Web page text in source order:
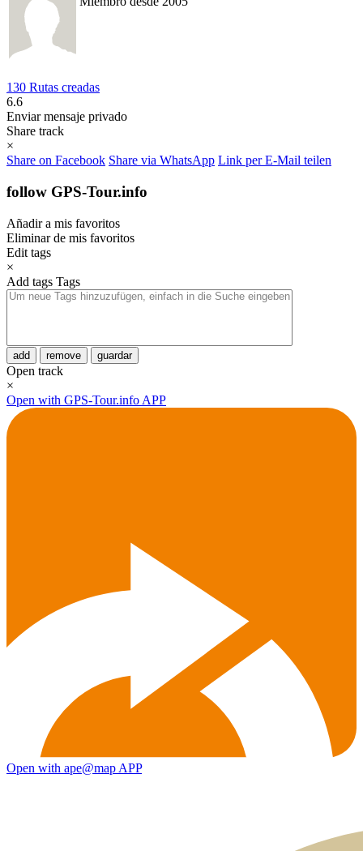
130 Rutas creadas
6.6
Enviar mensaje privado
Share track
×
Share on Facebook Share via WhatsApp Link per E-Mail teilen
follow GPS-Tour.info
Añadir a mis favoritos
Eliminar de mis favoritos
Edit tags
×
Add tags Tags
add remove guardar
Open track
×
Open with GPS-Tour.info APP
Open with ape@map APP